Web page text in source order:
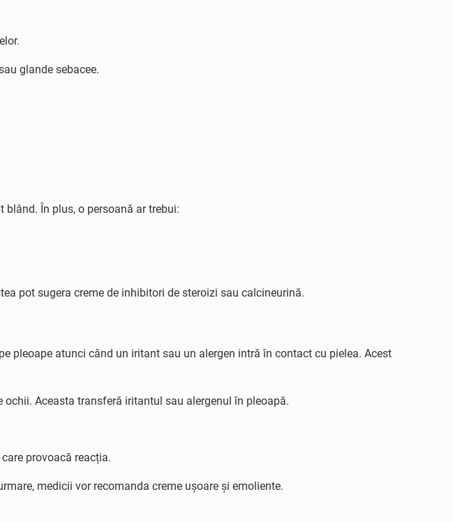
glande sebacee.
În plus, o persoană ar trebui:
pot sugera creme de inhibitori de steroizi sau calcineurină.
pleoape atunci când un iritant sau un alergen intră în contact cu pielea. Acest
Aceasta transferă iritantul sau alergenul în pleoapă.
provoacă reacția.
medicii vor recomanda creme ușoare și emoliente.